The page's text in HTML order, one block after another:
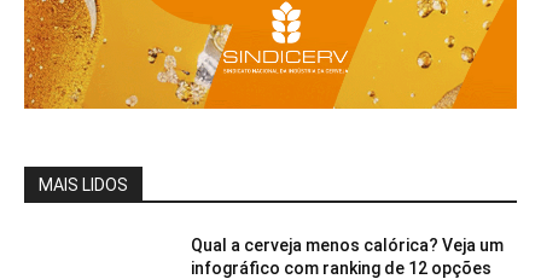
MAIS LIDOS
Qual a cerveja menos calórica? Veja um
infográfico com ranking de 12 opções